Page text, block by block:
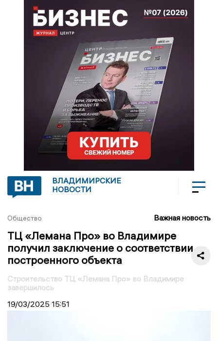
ВЛАДИМИРСКИЕ
НОВОСТИ
Общество Важная новость
ТЦ «Лемана Про» во Владимире
получил заключение о соответствии
построенного объекта
Строительство ТЦ «Лемана Про» во Владимире
завершилось
19/03/2025 15:51